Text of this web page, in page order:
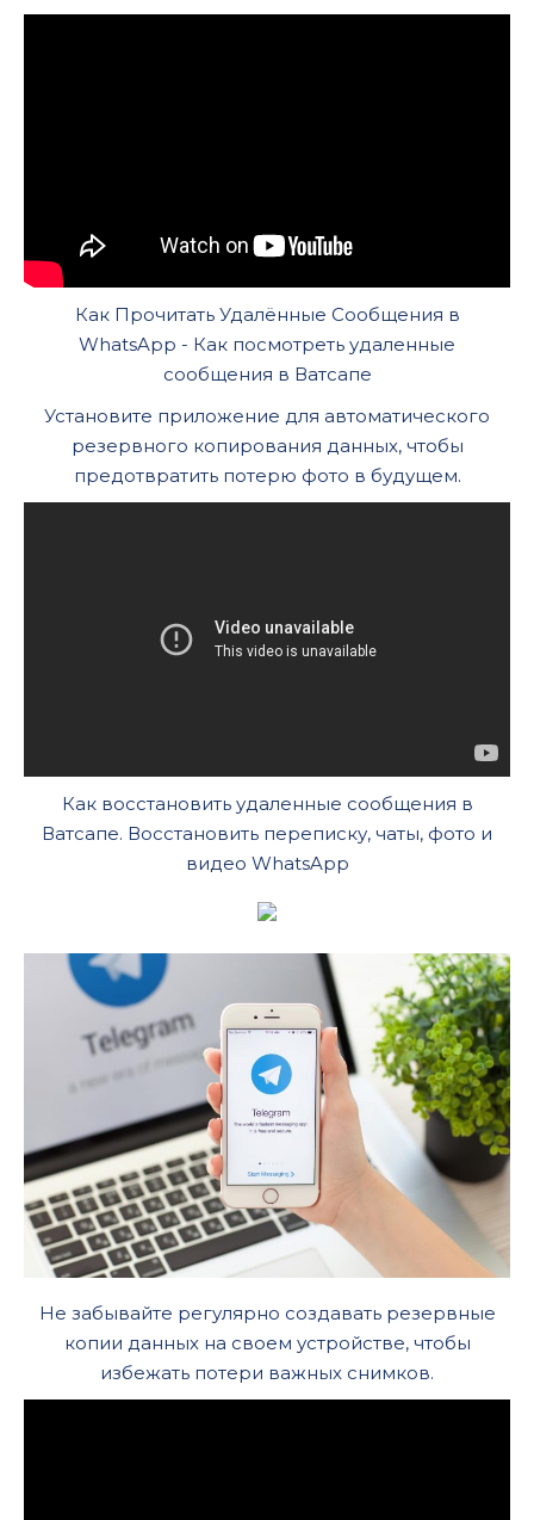
Как Прочитать Удалённые Сообщения в
WhatsApp - Как посмотреть удаленные
сообщения в Ватсапе
Установите приложение для автоматического
резервного копирования данных, чтобы
предотвратить потерю фото в будущем.
Как восстановить удаленные сообщения в
Ватсапе. Восстановить переписку, чаты, фото и
видео WhatsApp
Не забывайте регулярно создавать резервные
копии данных на своем устройстве, чтобы
избежать потери важных снимков.